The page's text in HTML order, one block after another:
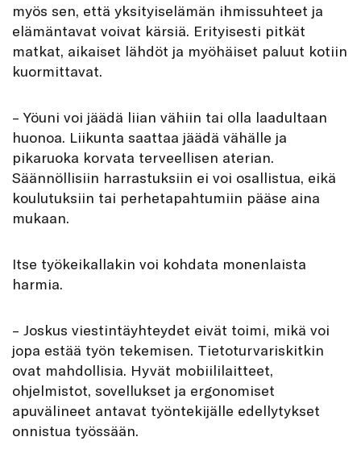
myös sen, että yksityiselämän ihmissuhteet ja
elämäntavat voivat kärsiä. Erityisesti pitkät
matkat, aikaiset lähdöt ja myöhäiset paluut kotiin
kuormittavat.
– Yöuni voi jäädä liian vähiin tai olla laadultaan
huonoa. Liikunta saattaa jäädä vähälle ja
pikaruoka korvata terveellisen aterian.
Säännöllisiin harrastuksiin ei voi osallistua, eikä
koulutuksiin tai perhetapahtumiin pääse aina
mukaan.
Itse työkeikallakin voi kohdata monenlaista
harmia.
– Joskus viestintäyhteydet eivät toimi, mikä voi
jopa estää työn tekemisen. Tietoturvariskitkin
ovat mahdollisia. Hyvät mobiililaitteet,
ohjelmistot, sovellukset ja ergonomiset
apuvälineet antavat työntekijälle edellytykset
onnistua työssään.